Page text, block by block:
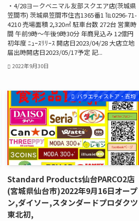
・4/28ヨークベニマル友部スクエア店(茨城県
笠間市) 茨城県笠間市住吉1365番1 ℡0296-71-
4210 売場面積 2,320㎡ 駐車台数 272台 営業時
間 午前9時～午後9時30分 年商見込み 12億円
初年度 ﾆｭｰｽﾘﾘｰｽ 開店日2023/04/28 大店立地
届出時開店日2023/05/17予定 記...
2022年9月30日
バラエティストア・百均
Standard Products仙台PARCO2店
(宮城県仙台市)2022年9月16日オープ
ン,ダイソー,スタンダードプロダクツ
東北初,